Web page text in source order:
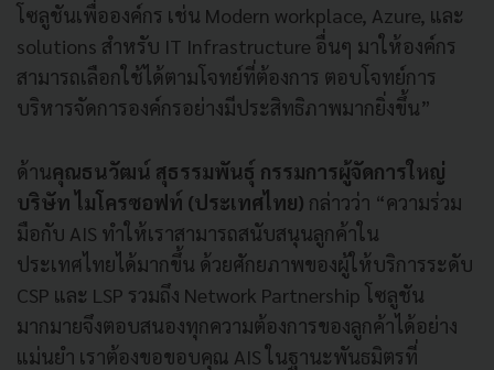
โซลูชันเพื่อองค์กร เช่น Modern workplace, Azure, และ
solutions สำหรับ IT Infrastructure อื่นๆ มาให้องค์กร
สามารถเลือกใช้ได้ตามโจทย์ที่ต้องการ ตอบโจทย์การ
บริหารจัดการองค์กรอย่างมีประสิทธิภาพมากยิ่งขึ้น”
ด้านคุณธนวัฒน์ สุธรรมพันธุ์ กรรมการผู้จัดการใหญ่
บริษัท ไมโครซอฟท์ (ประเทศไทย) กล่าวว่า “ความร่วม
มือกับ AIS ทำให้เราสามารถสนับสนุนลูกค้าใน
ประเทศไทยได้มากขึ้น ด้วยศักยภาพของผู้ให้บริการระดับ
CSP และ LSP รวมถึง Network Partnership โซลูชัน
มากมายจึงตอบสนองทุกความต้องการของลูกค้าได้อย่าง
แม่นยำ เราต้องขอขอบคุณ AIS ในฐานะพันธมิตรที่